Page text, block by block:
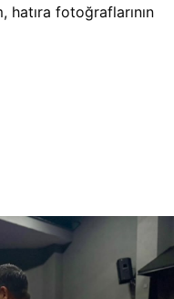
hatıra fotoğraflarının